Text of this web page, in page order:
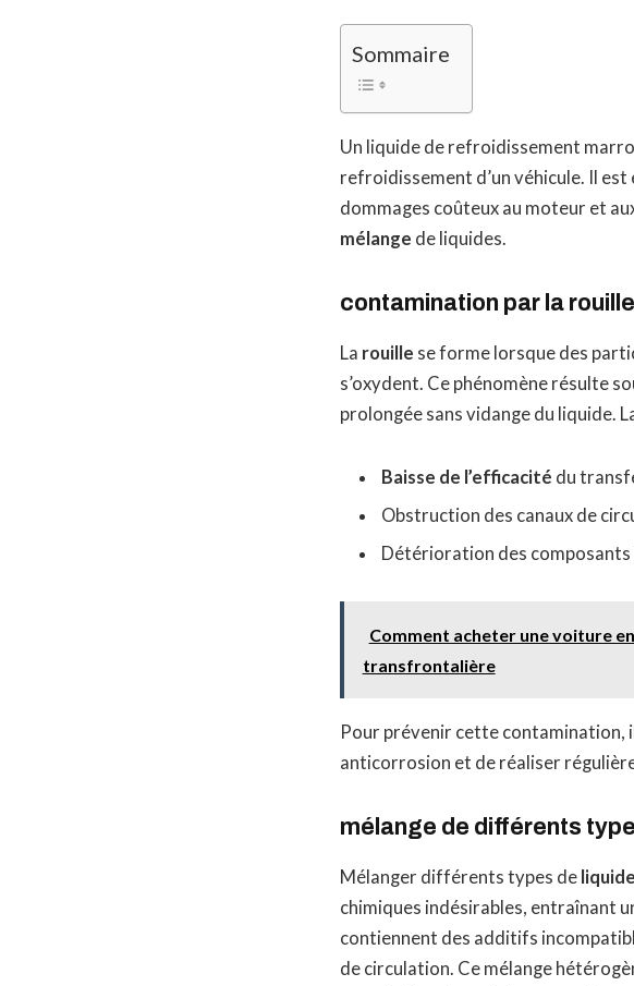
Sommaire
Un liquide de refroidissement
refroidissement d’un véhicule. Il
dommages coûteux au moteur et
mélange de liquides.
contamination par la rouille
La rouille se forme lorsque des
s’oxydent. Ce phénomène résulte
prolongée sans vidange du liquide.
Baisse de l’efficacité du
Obstruction des canaux de
Détérioration des composants
Comment acheter une voiture
transfrontalière
Pour prévenir cette contamination,
anticorrosion et de réaliser
mélange de différents
Mélanger différents types de
chimiques indésirables, entraînant
contiennent des additifs
de circulation. Ce mélange